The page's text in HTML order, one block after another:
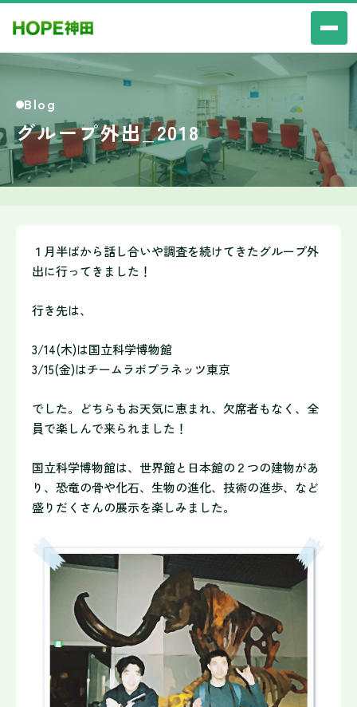
Blog
グループ外出_2018
１月半ばから話し合いや調査を続けてきたグループ外
出に行ってき ました！
行き先は、
3/14(木)は国立科学博物館
3/15(金)はチームラボプラネッツ東京
でした。どちらもお天気に恵まれ、欠席者もなく、全
員で楽しんで来られました！
国立科学博物館は、世界館と日本館の２つの建物があ
り、恐竜の骨や化石、生物の進化、技術の進歩、など
盛りだくさんの展示を楽しみました。